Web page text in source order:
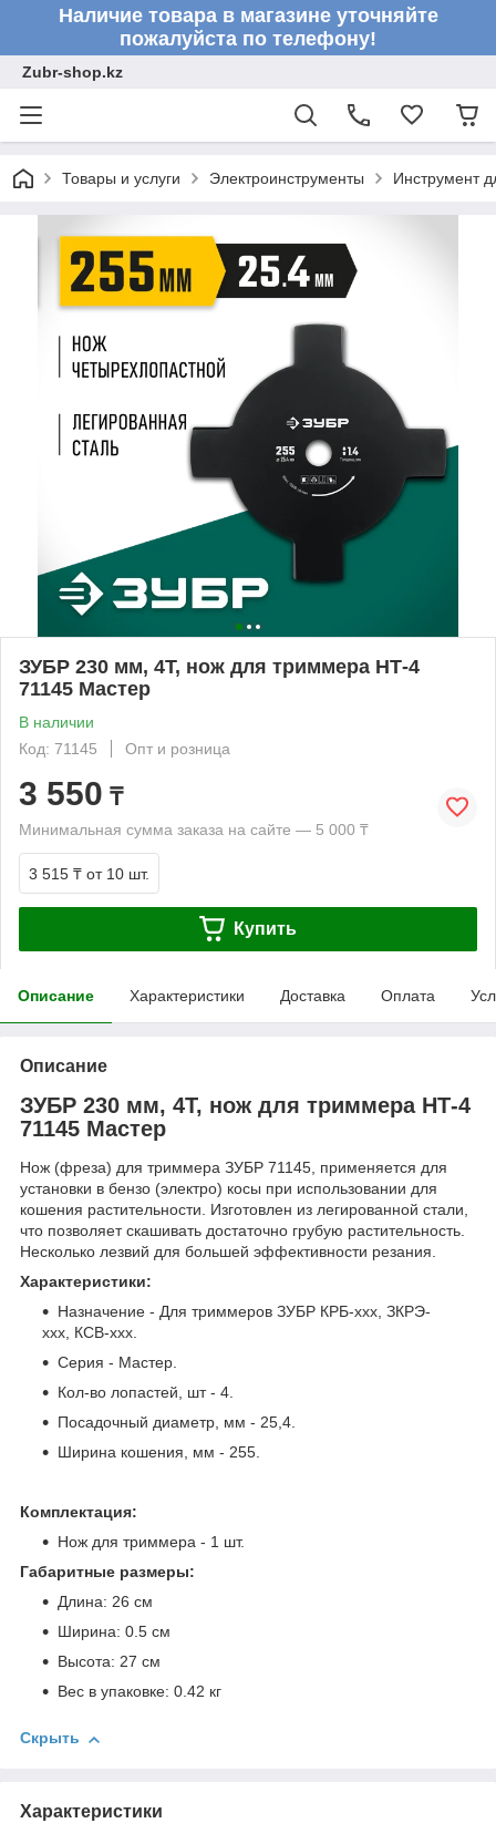
Наличие товара в магазине уточняйте
пожалуйста по телефону!
Zubr-shop.kz
Товары и услуги Электроинструменты Инструмент
ЗУБР 230 мм, 4T, нож для триммера НТ-4
71145 Мастер
В наличии
Код: 71145
Опт и розница
3 550 ₸
Минимальная сумма заказа на сайте — 5 000 ₸
3 515 ₸ от 10 шт.
Купить
Описание Характеристики Доставка Оплата
Описание
ЗУБР 230 мм, 4T, нож для триммера НТ-4
71145 Мастер
Нож (фреза) для триммера ЗУБР 71145, применяется для
установки в бензо (электро) косы при использовании для
кошения растительности. Изготовлен из легированной стали,
что позволяет скашивать достаточно грубую растительность.
Несколько лезвий для большей эффективности резания.
Характеристики:
Назначение - Для триммеров ЗУБР КРБ-ххх, ЗКРЭ-
ххх, КСВ-ххх.
Серия - Мастер.
Кол-во лопастей, шт - 4.
Посадочный диаметр, мм - 25,4.
Ширина кошения, мм - 255.
Комплектация:
Нож для триммера - 1 шт.
Габаритные размеры:
Длина: 26 см
Ширина: 0.5 см
Высота: 27 см
Вес в упаковке: 0.42 кг
Скрыть
Характеристики